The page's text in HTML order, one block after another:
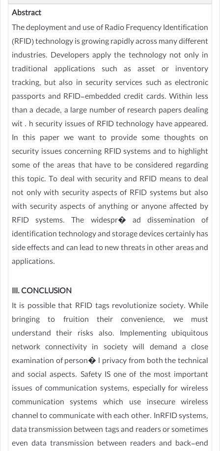
Abstract
The deployment and use of Radio Frequency Identification
(RFID) technology is growing rapidly across many different
industries. Developers apply the technology not only in
traditional applications such as asset or inventory
tracking, but also in security services such as electronic
passports and RFID-embedded credit cards. Within less
than a decade, a large number of research papers dealing
wit . h security issues of RFID technology have appeared.
In this paper we want to provide some thoughts on
security issues concerning RFID systems and to highlight
some of the areas that have to be considered regarding
this topic. To deal with security and RFID means to deal
not only with security aspects of RFID systems but also
with security aspects of anything or anyone affected by
RFID systems. The widespr� ad dissemination of
identification technology and storage devices certainly has
side effects and can lead to new threats in other areas and
applications.
III. CONCLUSION
It is possible that RFID tags revolutionize society. While
bringing to fruition their convenience, we must
understand their risks also. Implementing ubiquitous
network connectivity in society will demand a close
examination of person� l privacy from both the technical
and social aspects. Safety IS one of the most important
issues of communication systems, especially for wireless
communication systems which use insecure wireless
channel to communicate with each other. InRFID systems,
data transmission between tags and readers or sometimes
even data transmission between readers and back-end